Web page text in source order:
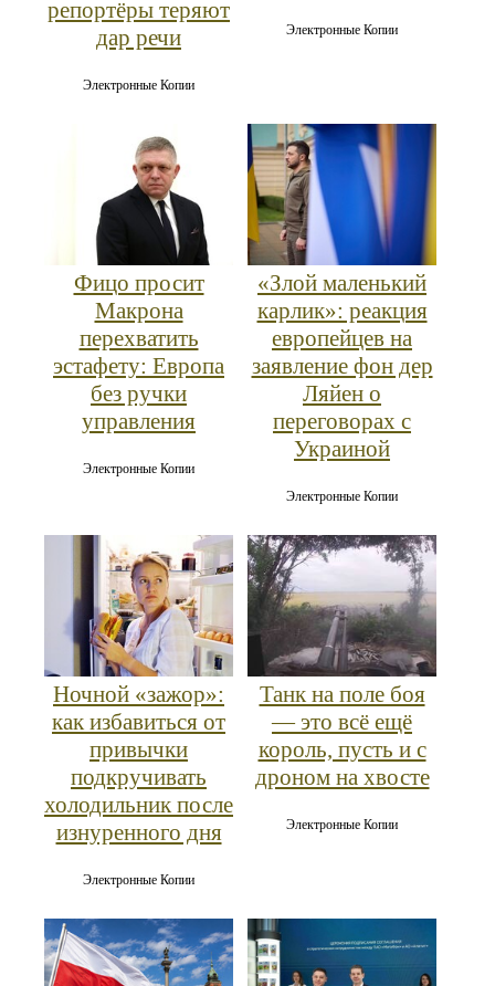
репортёры теряют
дар речи
Электронные Копии
Электронные Копии
Фицо просит
Макрона
перехватить
эстафету: Европа
без ручки
управления
Электронные Копии
«Злой маленький
карлик»: реакция
европейцев на
заявление фон дер
Ляйен о
переговорах с
Украиной
Электронные Копии
Ночной «зажор»:
как избавиться от
привычки
подкручивать
холодильник после
изнуренного дня
Электронные Копии
Танк на поле боя
— это всё ещё
король, пусть и с
дроном на хвосте
Электронные Копии